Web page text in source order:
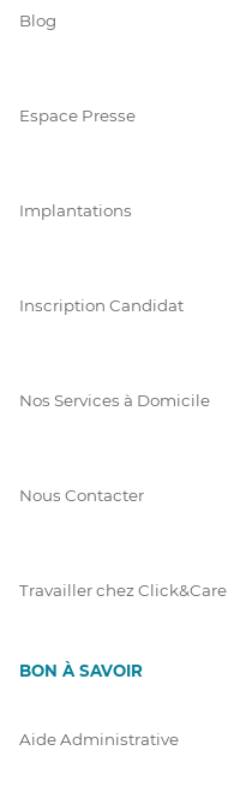
Blog
Espace Presse
Implantations
Inscription Candidat
Nos Services à Domicile
Nous Contacter
Travailler chez Click&Care
BON À SAVOIR
Aide Administrative